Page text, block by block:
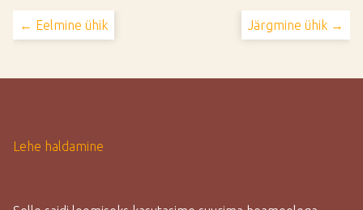
← Eelmine ühik Järgmine ühik →
Lehe haldamine